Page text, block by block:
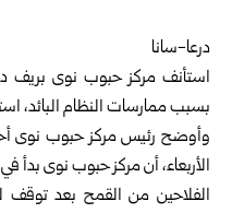
درعا-سانا
استأنف مركز حبوب نوى بريف
بسبب ممارسات النظام البائد،
وأوضح رئيس مركز حبوب نوى
الأربعاء، أن مركز حبوب نوى بدأ
الفلاحين من القمح بعد توقف